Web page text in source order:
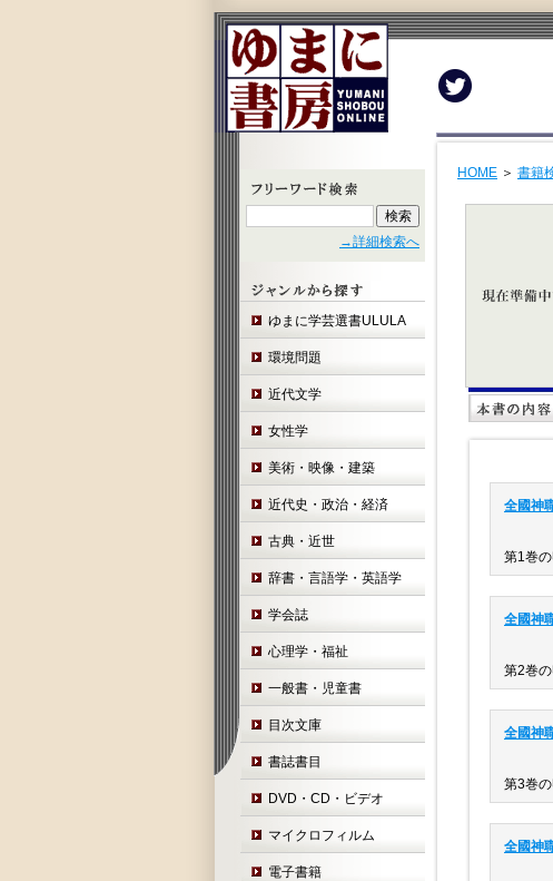
→詳細検索へ
ゆまに学芸選書ULULA
環境問題
近代文学
女性学
美術・映像・建築
近代史・政治・経済
古典・近世
辞書・言語学・英語学
学会誌
心理学・福祉
一般書・児童書
目次文庫
書誌書目
DVD・CD・ビデオ
マイクロフィルム
電子書籍
HOME ＞ 書籍
全國神
第1巻
全國神
第2巻
全國神
第3巻
全國神